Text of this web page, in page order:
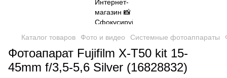
Каталог товаров Фото и видео Системные фотоаппараты
Фотоапарат Fujifilm X-T50 kit 15-
45mm f/3,5-5,6 Silver (16828832)